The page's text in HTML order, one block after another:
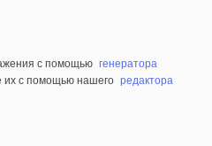
с помощью генератора
их с помощью нашего редактора